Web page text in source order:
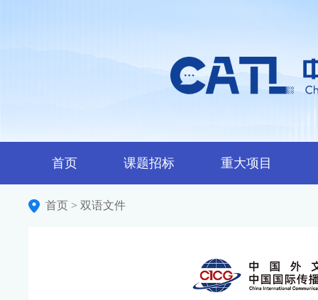
首页 课题招标 重大项目
首页 > 双语文件